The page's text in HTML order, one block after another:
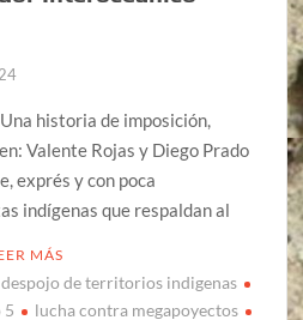
historia de imposición,
Valente Rojas y Diego Prado
exprés y con poca
indígenas que respaldan al
MÁS
despojo de territorios indigenas
5
lucha contra megapoyectos